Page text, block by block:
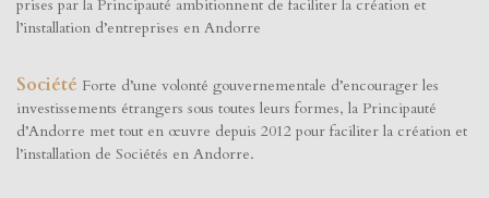
prises par la Principauté ambitionnent de faciliter la création et
l’installation d’entreprises en Andorre
Société Forte d’une volonté gouvernementale d’encourager les
investissements étrangers sous toutes leurs formes, la Principauté
d’Andorre met tout en œuvre depuis 2012 pour faciliter la création et
l’installation de Sociétés en Andorre.